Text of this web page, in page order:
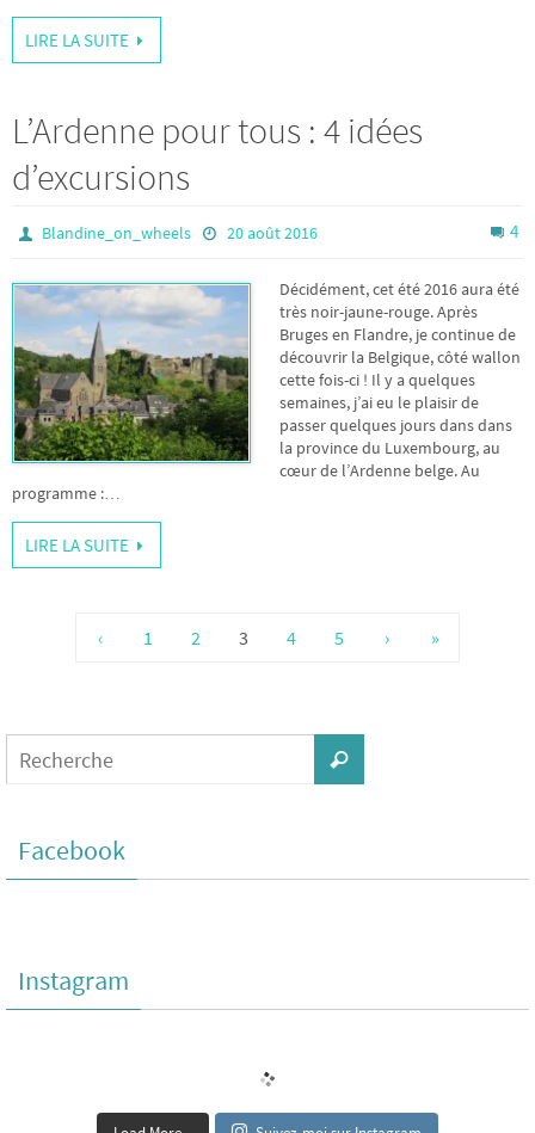
LIRE LA SUITE
L’Ardenne pour tous : 4 idées
d’excursions
Blandine_on_wheels 20 août 2016 4
Décidément, cet été 2016 aura été
très noir-jaune-rouge. Après
Bruges en Flandre, je continue de
découvrir la Belgique, côté wallon
cette fois-ci ! Il y a quelques
semaines, j’ai eu le plaisir de
passer quelques jours dans dans
la province du Luxembourg, au
cœur de l’Ardenne belge. Au
programme :…
LIRE LA SUITE
‹ 1 2 3 4 5 › »
Facebook
Instagram